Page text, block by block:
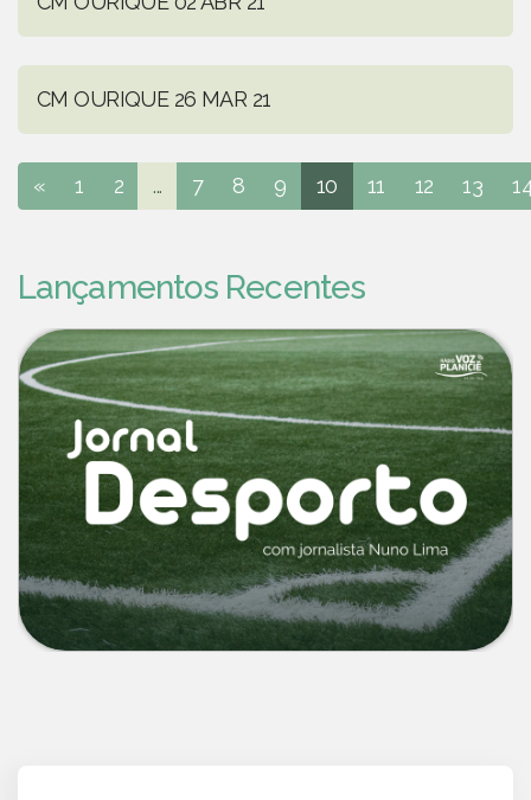
CM OURIQUE 26 MAR 21
« 1 2 ... 7 8 9 10 11 12 13
Lançamentos Recentes